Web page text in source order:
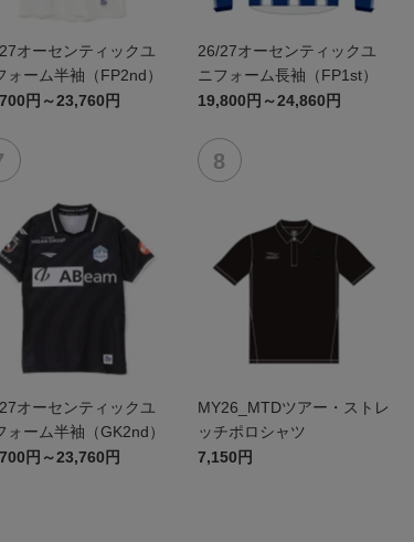
オーセンティックユ
ォーム半袖（FP2nd）
円～23,760円
26/27オーセンティックユ
ニフォーム長袖（FP1st）
19,800円～24,860円
オーセンティックユ
ォーム半袖（GK2nd）
円～23,760円
MY26_MTDツアー・ストレ
ッチポロシャツ
7,150円